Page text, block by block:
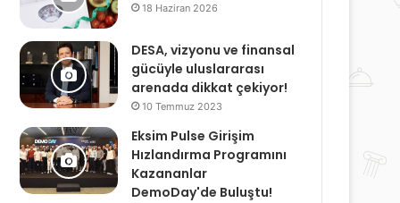
18 Haziran 2026
DESA, vizyonu ve finansal
gücüyle uluslararası
arenada dikkat çekiyor!
10 Temmuz 2023
Eksim Pulse Girişim
Hızlandırma Programını
Kazananlar
DemoDay'de Buluştu!